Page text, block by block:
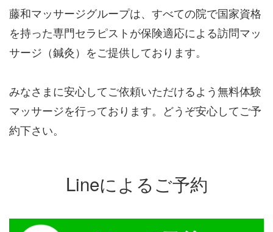
藤和マッサージグループは、すべての院で国家資格
を持った専門セラピストが保険適応による訪問マッ
サージ（鍼灸）をご提供しております。
みなさまに安心してご依頼いただけるよう無料体験
マッサージを行っております。どうぞ安心してご予
約下さい。
Lineによるご予約